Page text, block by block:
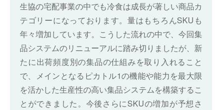
生協の宅配事業の中でも冷食は成長が著しい商品カ
テゴリーになっております。量はもちろんSKUも
年々増加しています。こうした流れの中で、今回集
品システムのリニューアルに踏み切りましたが、新
たに出荷頻度別の集品の仕組みを取り入れること
で、メインとなるピカトル1の機能や能力を最大限
を活かした生産性の高い集品システムを構築するこ
とができました。今後さらにSKUの増加が予想さ